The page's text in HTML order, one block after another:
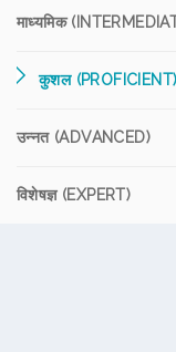
माध्यमिक
कुशल (PROFICIENT)
उन्नत (ADVANCED)
विशेषज्ञ (EXPERT)